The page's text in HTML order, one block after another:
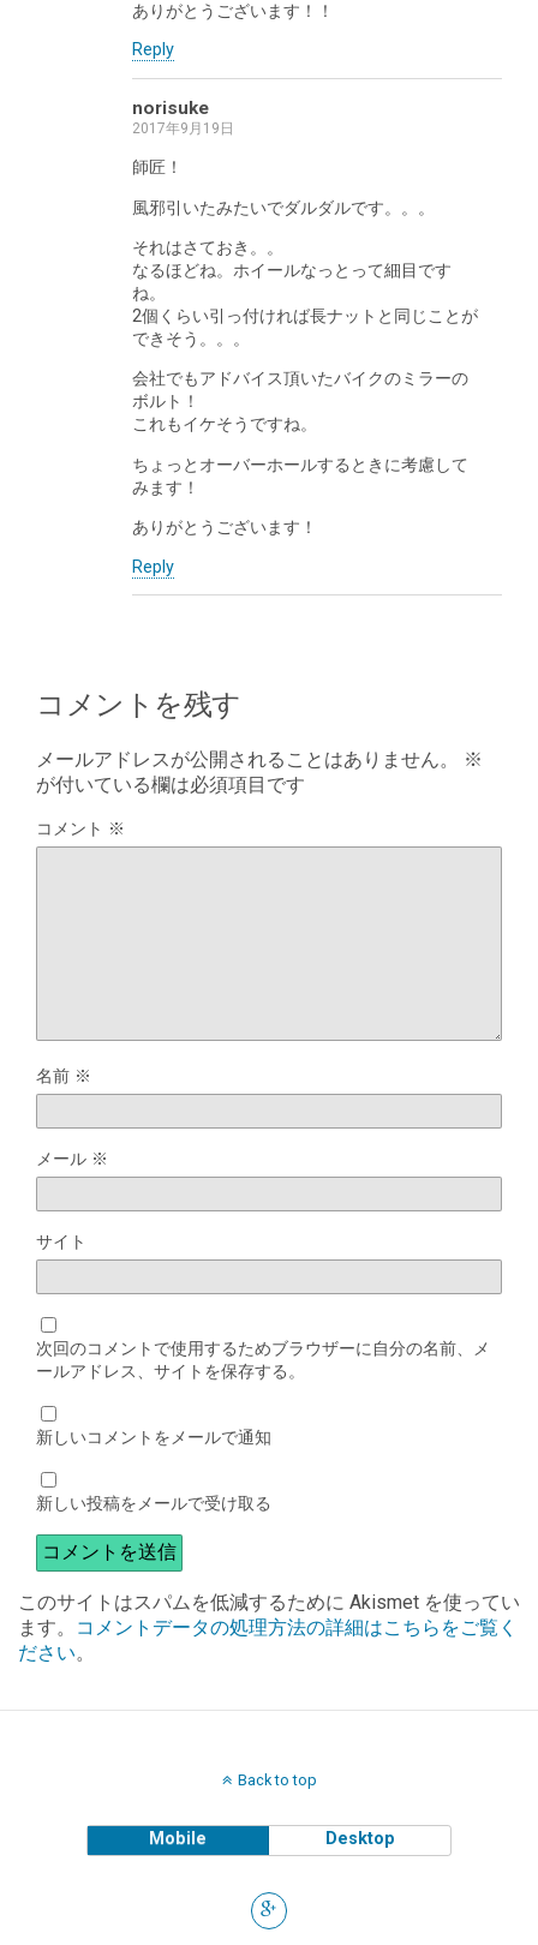
ありがとうございます！！
Reply
norisuke
2017年9月19日
師匠！
風邪引いたみたいでダルダルです。。。
それはさておき。。
なるほどね。ホイールなっとって細目です
ね。
2個くらい引っ付ければ長ナットと同じことが
できそう。。。
会社でもアドバイス頂いたバイクのミラーの
ボルト！
これもイケそうですね。
ちょっとオーバーホールするときに考慮して
みます！
ありがとうございます！
Reply
コメントを残す
メールアドレスが公開されることはありません。
※
が付いている欄は必須項目です
コメント ※
名前 ※
メール ※
サイト
次回のコメントで使用するためブラウザーに自分の名前、メ
ールアドレス、サイトを保存する。
新しいコメントをメールで通知
新しい投稿をメールで受け取る
このサイトはスパムを低減するために Akismet を使ってい
ます。
コメントデータの処理方法の詳細はこちらをご覧く
ださい。
Back to top
Mobile Desktop